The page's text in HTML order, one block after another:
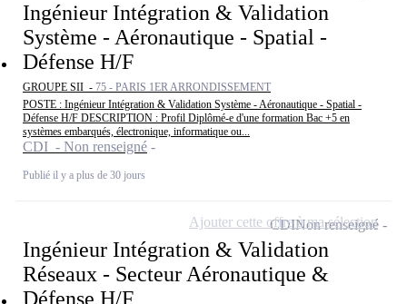
Ingénieur Intégration & Validation
Système - Aéronautique - Spatial -
Défense H/F
GROUPE SII - 75 - PARIS 1ER ARRONDISSEMENT
POSTE : Ingénieur Intégration & Validation Système - Aéronautique - Spatial -
Défense H/F DESCRIPTION : Profil Diplômé-e d'une formation Bac +5 en
systèmes embarqués, électronique, informatique ou...
CDI - Non renseigné
Publié il y a plus de 30 jours
Ingénieur Intégration & Validation
Réseaux - Secteur Aéronautique &
Défense H/F
CDINon renseigné
Ajouter cette offre à ma sélection